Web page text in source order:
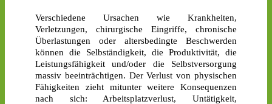
Verschiedene Ursachen wie Krankheiten,
Verletzungen, chirurgische Eingriffe, chronische
Überlastungen oder altersbedingte Beschwerden
können die Selbständigkeit, die Produktivität, die
Leistungsfähigkeit und/oder die Selbstversorgung
massiv beeinträchtigen. Der Verlust von physischen
Fähigkeiten zieht mitunter weitere Konsequenzen
nach sich: Arbeitsplatzverlust, Untätigkeit,